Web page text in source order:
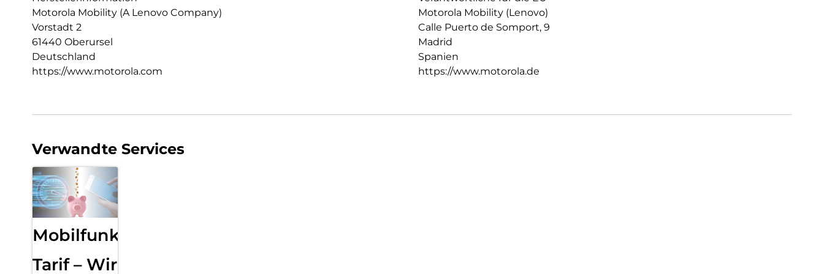
Motorola Mobility (A Lenovo Company)
Vorstadt 2
61440 Oberursel
Deutschland
https://www.motorola.com
Motorola Mobility (Lenovo)
Calle Puerto de Somport, 9
Madrid
Spanien
https://www.motorola.de
Verwandte Services
Mobilfunk
Tarif – Wir